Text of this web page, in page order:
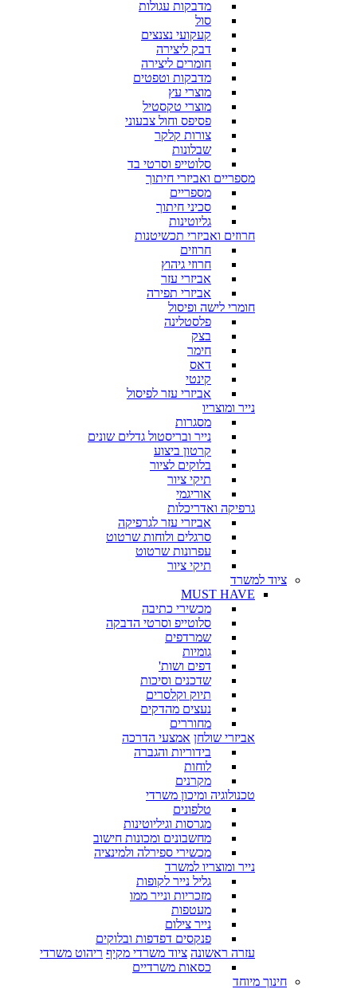
מדבקות עגולות
סול
קעקועי נצנצים
דבק ליצירה
חומרים ליצירה
מדבקות וטפטים
מוצרי עץ
מוצרי טקסטיל
פסיפס וחול צבעוני
צורות קלקר
שבלונות
סלוטייפ וסרטי בד
מספריים ואביזרי חיתוך
מספריים
סכיני חיתוך
גליוטינות
חרוזים ואביזרי תכשיטנות
חרוזים
חרוזי גיהוץ
אביזרי עזר
אביזרי תפירה
חומרי לישה ופיסול
פלסטלינה
בצק
חימר
דאס
קינטי
אביזרי עזר לפיסול
נייר ומוצריו
מסגרות
נייר ובריסטול גדלים שונים
קרטון ביצוע
בלוקים לציור
תיקי ציור
אוריגמי
גרפיקה ואדריכלות
אביזרי עזר לגרפיקה
סרגלים ולוחות שרטוט
עפרונות שרטוט
תיקי ציור
ציוד למשרד
MUST HAVE
מכשירי כתיבה
סלוטייפ וסרטי הדבקה
שמרדפים
גומיות
דפים ושות'
שדכנים וסיכות
תיוק וקלסרים
נעצים מהדקים
מחוררים
אביזרי שולחן אמצעי הדרכה
בידוריות והגברה
לוחות
מקרנים
טכנולוגיה ומיכון משרדי
טלפונים
מגרסות וגיליוטינות
מחשבונים ומכונות חישוב
מכשירי ספירלה ולמינציה
נייר ומוצריו למשרד
גליל נייר לקופות
מזכריות ונייר ממו
מעטפות
נייר צילום
פנקסים דפדפות ובלוקים
עזרה ראשונה ציוד משרדי מקיף ריהוט משרדי
כסאות משרדיים
חינוך מיוחד